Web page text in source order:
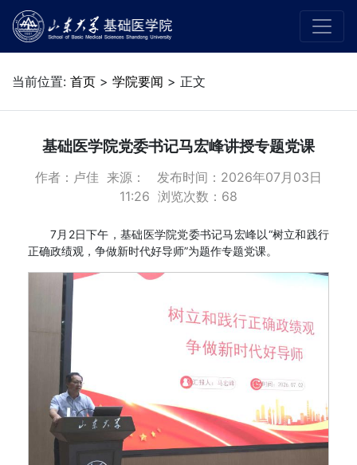
当前位置: 首页 > 学院要闻 > 正文
基础医学院党委书记马宏峰讲授专题党课
作者：卢佳 来源： 发布时间：2026年07月03日
11:26 浏览次数： 68
7月2日下午，基础医学院党委书记马宏峰以“树立和践行
正确政绩观，争做新时代好导师”为题作专题党课。